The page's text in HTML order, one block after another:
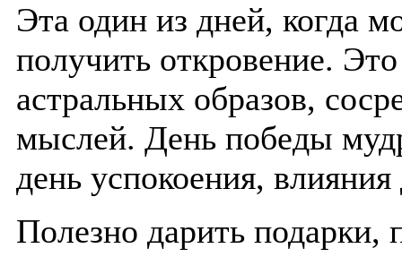
Эта один из дней, когда
получить откровение.
астральных образов,
мыслей. День победы
день успокоения, влияния
Полезно дарить